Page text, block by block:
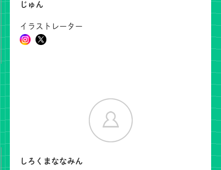
じゅん
イラストレーター
しろくまななみん
共有方法を選択